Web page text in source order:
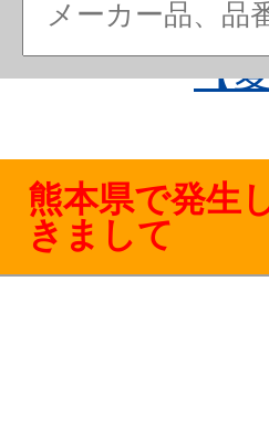
【
熊本県で発生
きまして